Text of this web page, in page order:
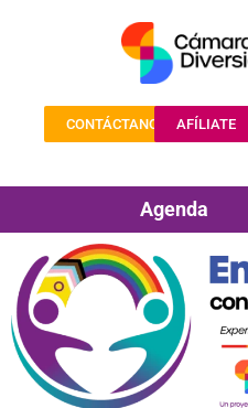
CONTÁCTANOS AFÍLIATE
Agenda